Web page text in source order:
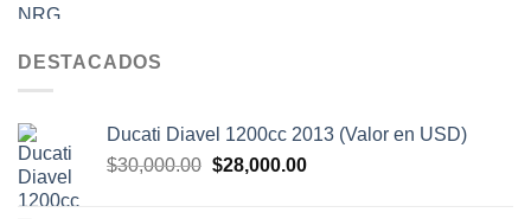
DESTACADOS
Ducati Diavel 1200cc 2013 (Valor en USD)
$30,000.00 El
$28,000.00El